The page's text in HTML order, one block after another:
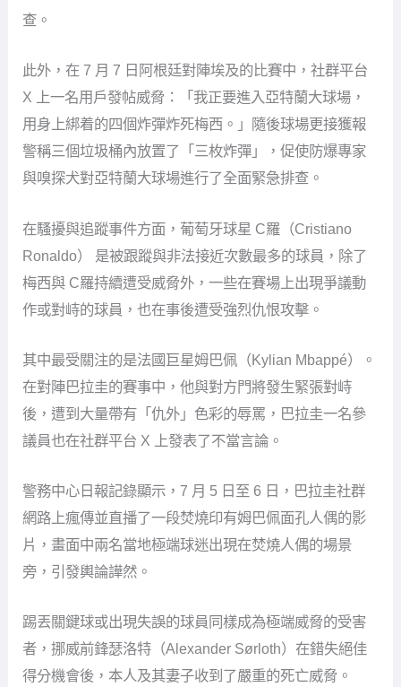
查。
此外，在 7 月 7 日阿根廷對陣埃及的比賽中，社群平台
X 上一名用戶發帖威脅：「我正要進入亞特蘭大球場，
用身上綁着的四個炸彈炸死梅西。」隨後球場更接獲報
警稱三個垃圾桶內放置了「三枚炸彈」，促使防爆專家
與嗅探犬對亞特蘭大球場進行了全面緊急排查。
在騷擾與追蹤事件方面，葡萄牙球星 C羅（Cristiano
Ronaldo） 是被跟蹤與非法接近次數最多的球員，除了
梅西與 C羅持續遭受威脅外，一些在賽場上出現爭議動
作或對峙的球員，也在事後遭受強烈仇恨攻擊。
其中最受關注的是法國巨星姆巴佩（Kylian Mbappé）。
在對陣巴拉圭的賽事中，他與對方門將發生緊張對峙
後，遭到大量帶有「仇外」色彩的辱罵，巴拉圭一名參
議員也在社群平台 X 上發表了不當言論。
警務中心日報記錄顯示，7 月 5 日至 6 日，巴拉圭社群
網路上瘋傳並直播了一段焚燒印有姆巴佩面孔人偶的影
片，畫面中兩名當地極端球迷出現在焚燒人偶的場景
旁，引發輿論譁然。
踢丟關鍵球或出現失誤的球員同樣成為極端威脅的受害
者，挪威前鋒瑟洛特（Alexander Sørloth）在錯失絕佳
得分機會後，本人及其妻子收到了嚴重的死亡威脅。